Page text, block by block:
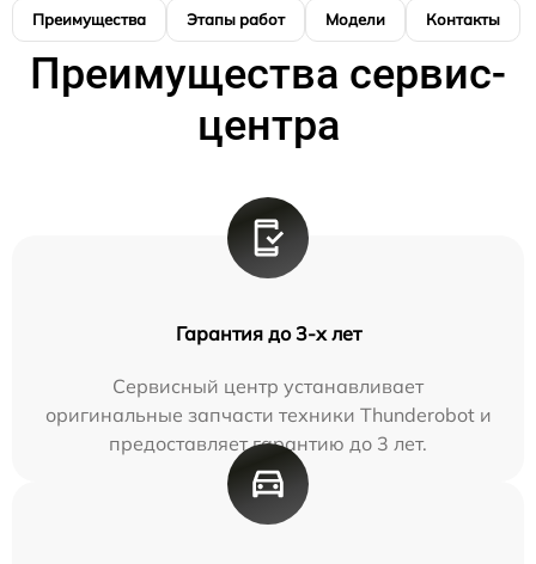
Преимущества Этапы работ Модели Контакты
Преимущества сервис-
центра
Гарантия до 3-х лет
Сервисный центр устанавливает
оригинальные запчасти техники Thunderobot и
предоставляет гарантию до 3 лет.